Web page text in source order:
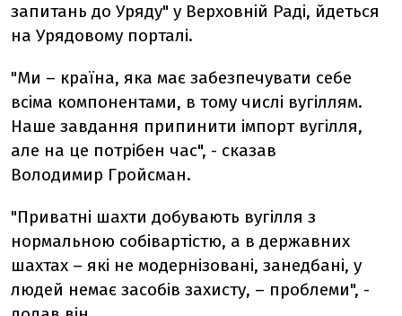
запитань до Уряду" у Верховній Раді, йдеться
на Урядовому порталі.
"Ми – країна, яка має забезпечувати себе
всіма компонентами, в тому числі вугіллям.
Наше завдання припинити імпорт вугілля,
але на це потрібен час", - сказав
Володимир Гройсман.
"Приватні шахти добувають вугілля з
нормальною собівартістю, а в державних
шахтах – які не модернізовані, занедбані, у
людей немає засобів захисту, – проблеми", -